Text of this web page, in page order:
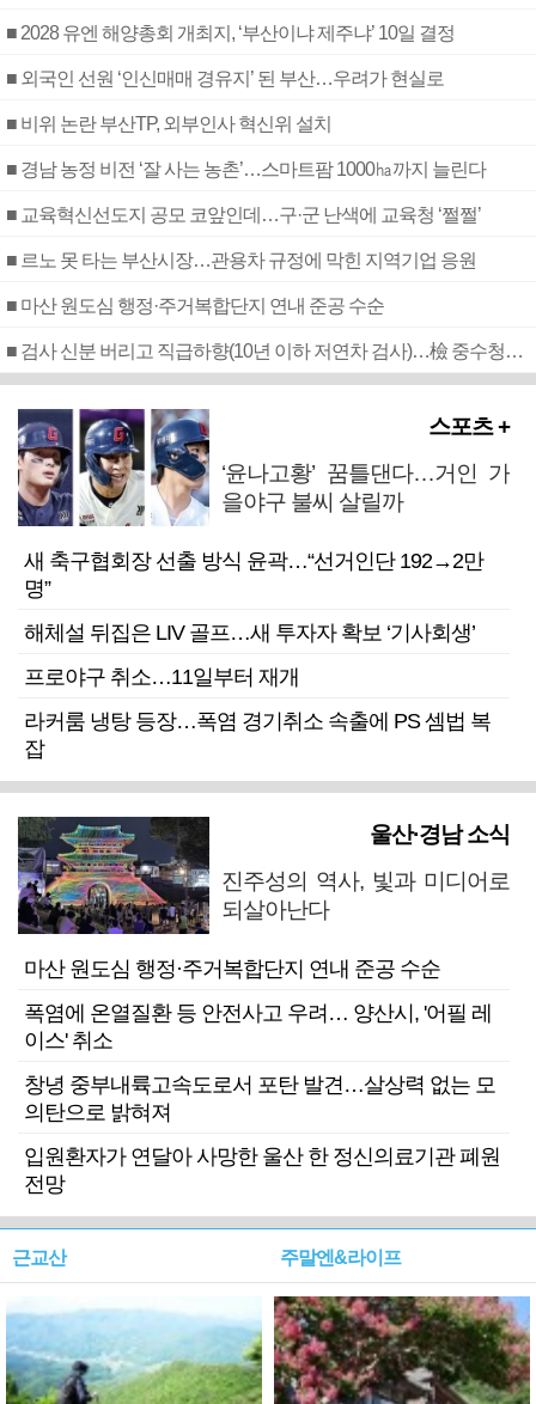
■ 2028 유엔 해양총회 개최지, ‘부산이냐 제주냐’ 10일 결정
■ 외국인 선원 ‘인신매매 경유지’ 된 부산…우려가 현실로
■ 비위 논란 부산TP, 외부인사 혁신위 설치
■ 경남 농정 비전 ‘잘 사는 농촌’…스마트팜 1000㏊까지 늘린다
■ 교육혁신선도지 공모 코앞인데…구·군 난색에 교육청 ‘쩔쩔’
■ 르노 못 타는 부산시장…관용차 규정에 막힌 지역기업 응원
■ 마산 원도심 행정·주거복합단지 연내 준공 수순
■ 검사 신분 버리고 직급하향(10년 이하 저연차 검사)…檢 중수청행 기피
스포츠 +
‘윤나고황’ 꿈틀댄다…거인 가
을야구 불씨 살릴까
새 축구협회장 선출 방식 윤곽…“선거인단 192→2만
명”
해체설 뒤집은 LIV 골프…새 투자자 확보 ‘기사회생’
프로야구 취소…11일부터 재개
라커룸 냉탕 등장…폭염 경기취소 속출에 PS 셈법 복
잡
울산·경남 소식
진주성의 역사, 빛과 미디어로
되살아난다
마산 원도심 행정·주거복합단지 연내 준공 수순
폭염에 온열질환 등 안전사고 우려… 양산시, '어필 레
이스' 취소
창녕 중부내륙고속도로서 포탄 발견…살상력 없는 모
의탄으로 밝혀져
입원환자가 연달아 사망한 울산 한 정신의료기관 폐원
전망
근교산 주말엔&라이프